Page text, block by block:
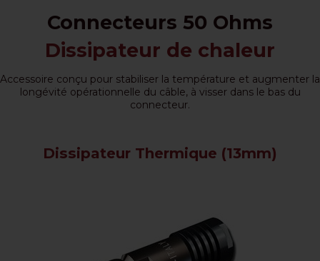
Connecteurs 50 Ohms
Dissipateur de chaleur
Accessoire conçu pour stabiliser la température et augmenter la
longévité opérationnelle du câble, à visser dans le bas du
connecteur.
Dissipateur Thermique (13mm)